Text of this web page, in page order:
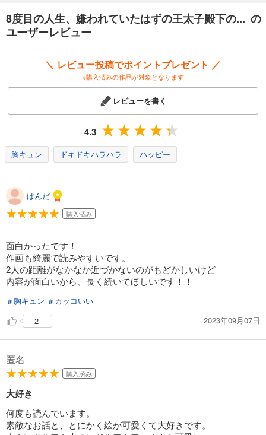
8度目の人生、嫌われていたはずの王太子殿下の... の
ユーザーレビュー
＼ レビュー投稿でポイントプレゼント ／
※購入済みの作品が対象となります
レビューを書く
4.3
胸キュン ドキドキハラハラ ハッピー
ぱんだ
購入済み
面白かったです！
作画も綺麗で読みやすいです。
2人の距離がなかなか近づかないのがもどかしいけど
内容が面白いから、長く続いてほしいです！！
＃胸キュン ＃カッコいい
2
2023年09月07日
匿名
購入済み
大好き
何度も読んでいます。
素敵なお話と、とにかく絵が可愛くて大好きです。